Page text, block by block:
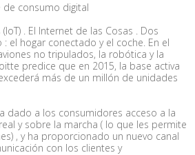
de consumo digital
. El Internet de las Cosas . Dos
el hogar conectado y el coche. En el
no tripulados, la robótica y la
predice que en 2015, la base activa
más de un millón de unidades
dado a los consumidores acceso a la
y sobre la marcha ( lo que les permite
, y ha proporcionado un nuevo canal
con los clientes y